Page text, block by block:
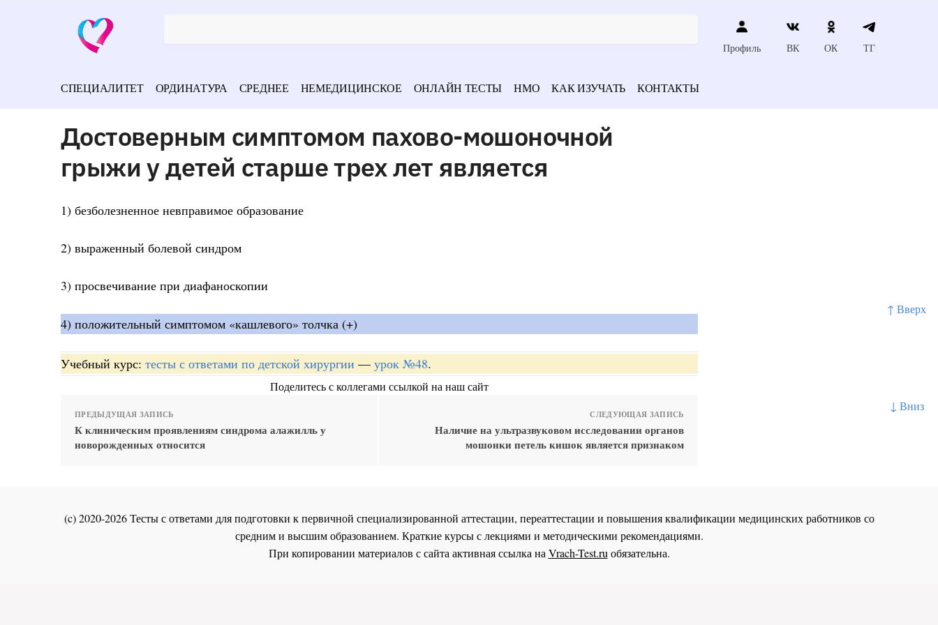
↑ Вверх
↓ Вниз
Профиль ВК ОК ТГ
СПЕЦИАЛИТЕТ ОРДИНАТУРА СРЕДНЕЕ НЕМЕДИЦИНСКОЕ ОНЛАЙН ТЕСТЫ НМО КАК ИЗУЧАТЬ КОНТАКТЫ
Достоверным симптомом пахово-мошоночной
грыжи у детей старше трех лет является
1) безболезненное невправимое образование
2) выраженный болевой синдром
3) просвечивание при диафаноскопии
4) положительный симптомом «кашлевого» толчка (+)
Учебный курс: тесты с ответами по детской хирургии — урок №48.
Поделитесь с коллегами ссылкой на наш сайт
ПРЕДЫДУЩАЯ ЗАПИСЬ
К клиническим проявлениям синдрома алажилль у
новорожденных относится
СЛЕДУЮЩАЯ ЗАПИСЬ
Наличие на ультразвуковом исследовании органов
мошонки петель кишок является признаком
(c) 2020-2026 Тесты с ответами для подготовки к первичной специализированной аттестации, переаттестации и повышения квалификации медицинских работников со
средним и высшим образованием. Краткие курсы с лекциями и методическими рекомендациями.
При копировании материалов с сайта активная ссылка наVrach-Test.ruобязательна.